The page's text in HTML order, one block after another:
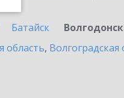
Батайск Волгодонск
область, Волгоградская